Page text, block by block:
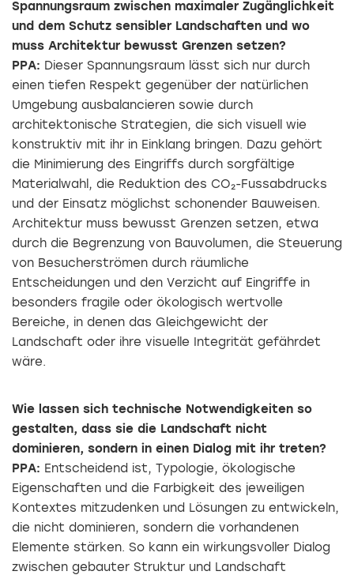
Spannungsraum zwischen maximaler Zugänglichkeit
und dem Schutz sensibler Landschaften und wo
muss Architektur bewusst Grenzen setzen?
PPA: Dieser Spannungsraum lässt sich nur durch
einen tiefen Respekt gegenüber der natürlichen
Umgebung ausbalancieren sowie durch
architektonische Strategien, die sich visuell wie
konstruktiv mit ihr in Einklang bringen. Dazu gehört
die Minimierung des Eingriffs durch sorgfältige
Materialwahl, die Reduktion des CO₂-Fussabdrucks
und der Einsatz möglichst schonender Bauweisen.
Architektur muss bewusst Grenzen setzen, etwa
durch die Begrenzung von Bauvolumen, die Steuerung
von Besucherströmen durch räumliche
Entscheidungen und den Verzicht auf Eingriffe in
besonders fragile oder ökologisch wertvolle
Bereiche, in denen das Gleichgewicht der
Landschaft oder ihre visuelle Integrität gefährdet
wäre.
Wie lassen sich technische Notwendigkeiten so
gestalten, dass sie die Landschaft nicht
dominieren, sondern in einen Dialog mit ihr treten?
PPA: Entscheidend ist, Typologie, ökologische
Eigenschaften und die Farbigkeit des jeweiligen
Kontextes mitzudenken und Lösungen zu entwickeln,
die nicht dominieren, sondern die vorhandenen
Elemente stärken. So kann ein wirkungsvoller Dialog
zwischen gebauter Struktur und Landschaft